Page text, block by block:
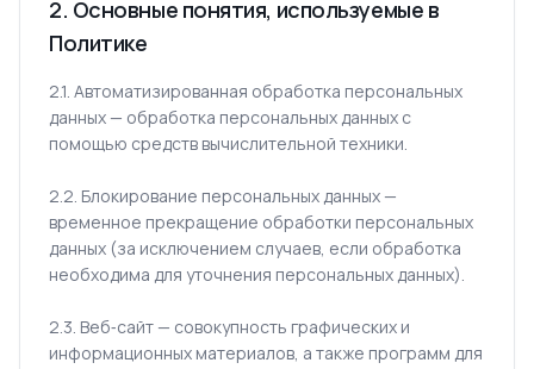
2. Основные понятия, используемые в
Политике
2.1. Автоматизированная обработка персональных
данных — обработка персональных данных с
помощью средств вычислительной техники.
2.2. Блокирование персональных данных —
временное прекращение обработки персональных
данных (за исключением случаев, если обработка
необходима для уточнения персональных данных).
2.3. Веб‑сайт — совокупность графических и
информационных материалов, а также программ для